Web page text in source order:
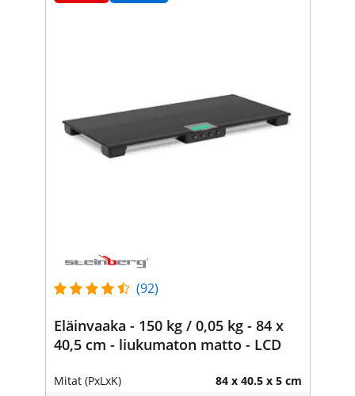
(92)
Eläinvaaka - 150 kg / 0,05 kg - 84 x
40,5 cm - liukumaton matto - LCD
Mitat (PxLxK) 84 x 40.5 x 5 cm